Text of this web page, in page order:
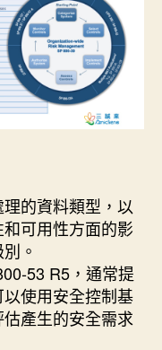
的資料類型，以
可用性方面的影
。
53 R5，通常提
使用安全控制基
產生的安全需求